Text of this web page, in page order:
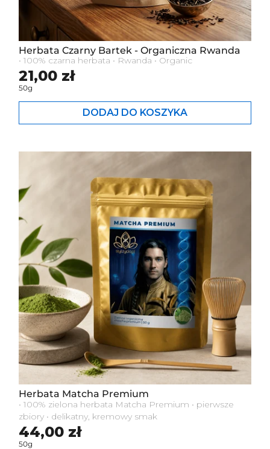
Cena standardowa
21,00 zł
50g
Herbata Czarny Bartek - Organiczna Rwanda
• 100% czarna herbata • Rwanda • Organic
DODAJ DO KOSZYKA
Cena standardowa
44,00 zł
50g
Herbata Matcha Premium
• 100% zielona herbata Matcha Premium • pierwsze
zbiory • delikatny, kremowy smak